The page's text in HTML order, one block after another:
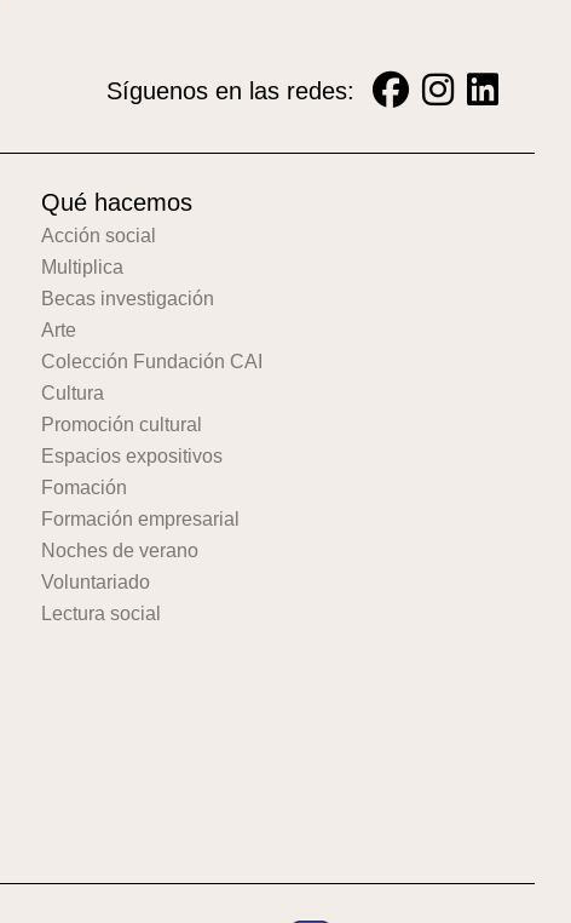
Síguenos en las redes:
Qué hacemos
Acción social
Multiplica
Becas investigación
Arte
Colección Fundación CAI
Cultura
Promoción cultural
Espacios expositivos
Fomación
Formación empresarial
Noches de verano
Voluntariado
Lectura social